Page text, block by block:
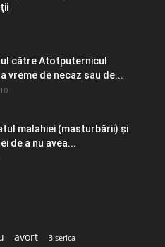
către Atotputernicul
vreme de necaz sau de...
malahiei (masturbării) şi
de a nu avea...
avort Biserica